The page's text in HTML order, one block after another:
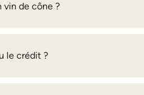
vin de cône ?
le crédit ?